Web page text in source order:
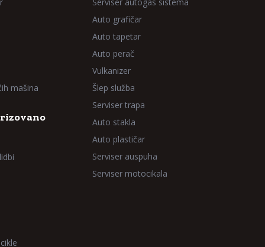
mašina
Auto grafičar
Auto tapetar
Auto perač
Vulkanizer
Šlep služba
Serviser trapa
Auto stakla
Auto plastičar
Serviser auspuha
Serviser motocikala